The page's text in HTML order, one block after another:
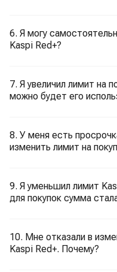
6. Я могу
Kaspi Red+?
7. Я увеличил лимит на
можно будет его
8. У меня есть
изменить лимит на
9. Я уменьшил лимит
для покупок сумма
10. Мне отказали в
Kaspi Red+. Почему?